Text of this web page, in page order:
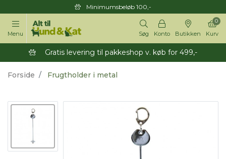
Minimumsbeløb 100,-
Menu Søg Konto Butikken Kurv
0
Gratis levering til pakkeshop v. køb for 499,-
Forside Frugtholder i metal